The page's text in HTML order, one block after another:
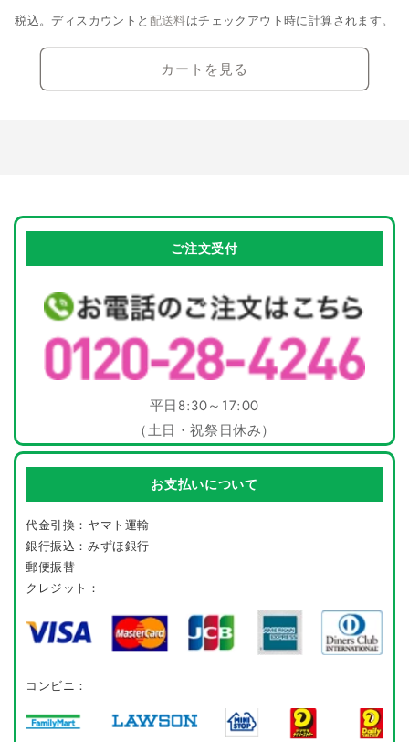
量
減
量
税込。ディスカウントと 配送料はチェックアウト時に計算されます。
カートを見る
ご注文受付
平日8:30～17:00
（土日・祝祭日休み）
お支払いについて
代金引換：ヤマト運輸
銀行振込：みずほ銀行
郵便振替
クレジット：
コンビニ：